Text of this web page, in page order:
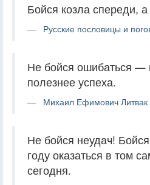
Бойся козла спереди,
Русские пословицы и
Не бойся ошибаться —
полезнее успеха.
Михаил Ефимович Литвак
Не бойся неудач!
году оказаться в том
сегодня.